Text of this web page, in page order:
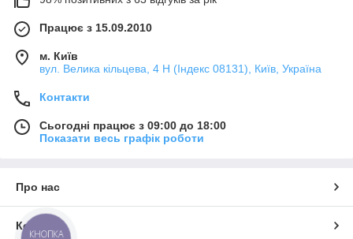
Працює з 15.09.2010
м. Київ
вул. Велика кільцева, 4 Н (Індекс 08131), Київ, Україна
Контакти
Сьогодні працює з 09:00 до 18:00
Показати весь графік роботи
Про нас
Контакти
КНОПКА